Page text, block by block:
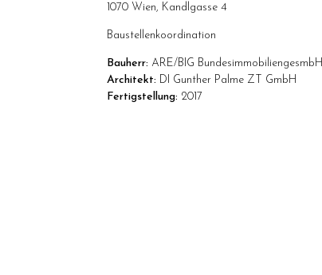
1070 Wien, Kandlgasse 4
Baustellenkoordination
Bauherr: ARE/BIG BundesimmobiliengesmbH
Architekt: DI Gunther Palme ZT GmbH
Fertigstellung: 2017